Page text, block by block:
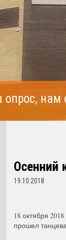
опрос,
Осенний
19.10.2018
18 октября
прошел